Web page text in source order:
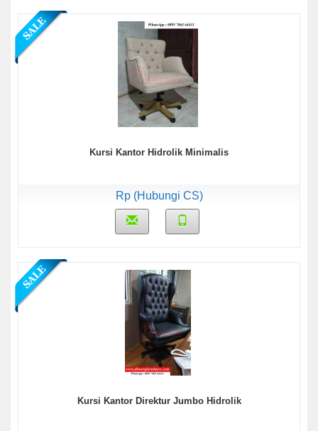
Kursi Kantor Hidrolik Minimalis
Rp (Hubungi CS)
Kursi Kantor Direktur Jumbo Hidrolik